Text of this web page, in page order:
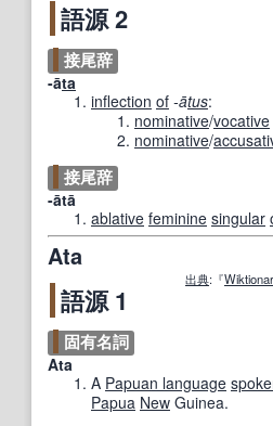
語源 2
接尾辞
-āta
inflection of -ātus:
nominative/vocative
nominative/
接尾辞
-ātā
ablative feminine singular
Ata
出典:『
語源 1
固有名詞
Ata
A Papuan language
Papua New Guinea.